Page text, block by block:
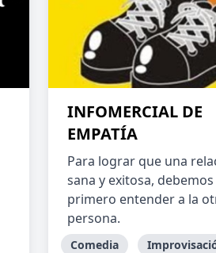
INFOMERCIAL DE
EMPATÍA
Para lograr que una
sana y exitosa, debemos
primero entender a la
persona.
Comedia